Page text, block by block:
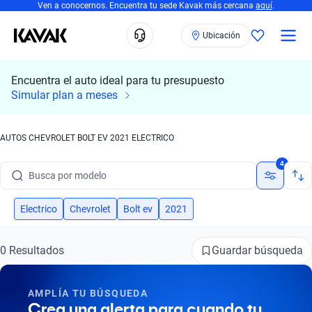
Ven a conocernos. Encuentra tu sede Kavak más cercana aquí.
Ubicación
Encuentra el auto ideal para tu presupuesto
Simular plan a meses
AUTOS CHEVROLET BOLT EV 2021 ELECTRICO
Busca por modelo
Busca por versión
Busca por marca
Busca por modelo
4
Electrico Chevrolet Bolt ev 2021
0 Resultados Guardar búsqueda
AMPLÍA TU BÚSQUEDA